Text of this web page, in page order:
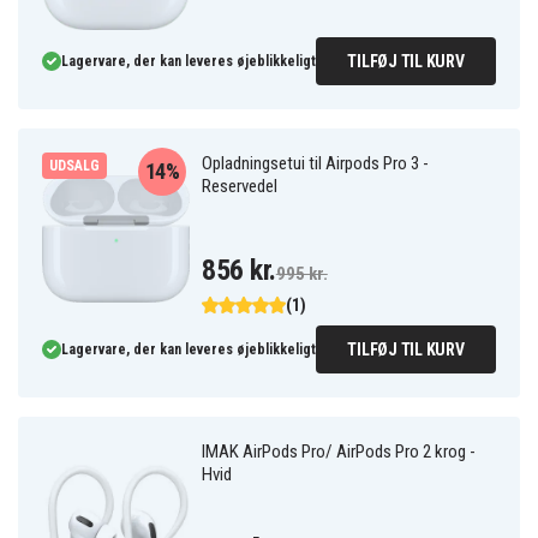
Lagervare, der kan leveres øjeblikkeligt TILFØJ TIL KURV
UDSALG
Opladningsetui til Airpods Pro 3 -
Reservedel
(1)
14%
856 kr.995 kr.
Lagervare, der kan leveres øjeblikkeligt TILFØJ TIL KURV
IMAK AirPods Pro/ AirPods Pro 2 krog -
Hvid